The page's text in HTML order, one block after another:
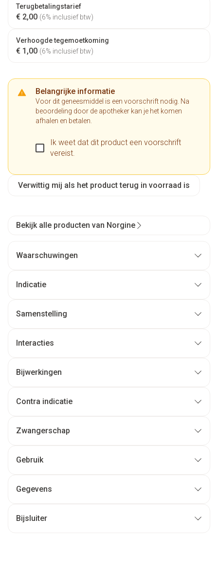
Terugbetalingstarief
€ 2,00 (6% inclusief btw)
Verhoogde tegemoetkoming
€ 1,00 (6% inclusief btw)
Belangrijke informatie
Voor dit geneesmiddel is een voorschrift nodig. Na
beoordeling door de apotheker kan je het komen
afhalen en betalen.
Ik weet dat dit product een voorschrift
vereist.
Verwittig mij als het product terug in voorraad is
Bekijk alle producten van Norgine
Waarschuwingen
Indicatie
Samenstelling
Interacties
Bijwerkingen
Contra indicatie
Zwangerschap
Gebruik
Gegevens
Bijsluiter